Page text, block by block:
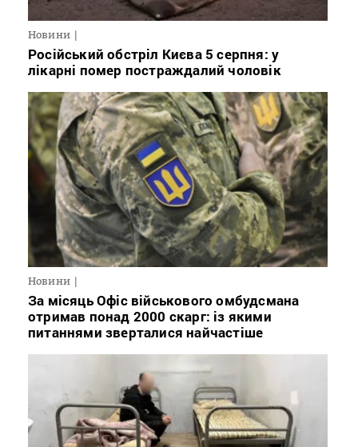
Новини
Російський обстріл Києва 5 серпня: у
лікарні помер постраждалий чоловік
Новини
За місяць Офіс військового омбудсмана
отримав понад 2000 скарг: із якими
питаннями зверталися найчастіше